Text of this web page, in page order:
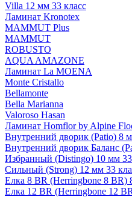
Villa 12 мм 33 класс
Ламинат Kronotex
MAMMUT Plus
MAMMUT
ROBUSTO
AQUA AMAZONE
Ламинат La MOENA
Monte Cristallo
Bellamonte
Bella Marianna
Valoroso Hasan
Ламинат Homflor by Alpine
Внутренний дворик (Patio) 8
Внутренний дворик Баланс
Избранный (Distingo) 10 мм 33
Сильный (Strong) 12 мм 33
Елка 8 BR (Herringbone 8 BR)
Елка 12 BR (Herringbone 12